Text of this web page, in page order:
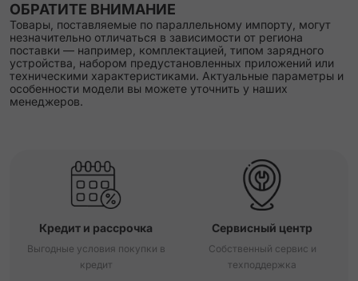
ОБРАТИТЕ ВНИМАНИЕ
Товары, поставляемые по параллельному импорту, могут
незначительно отличаться в зависимости от региона
поставки — например, комплектацией, типом зарядного
устройства, набором предустановленных приложений или
техническими характеристиками. Актуальные параметры и
особенности модели вы можете уточнить у наших
менеджеров.
Кредит и рассрочка
Выгодные условия покупки в
кредит
Сервисный центр
Собственный сервис и
техподдержка